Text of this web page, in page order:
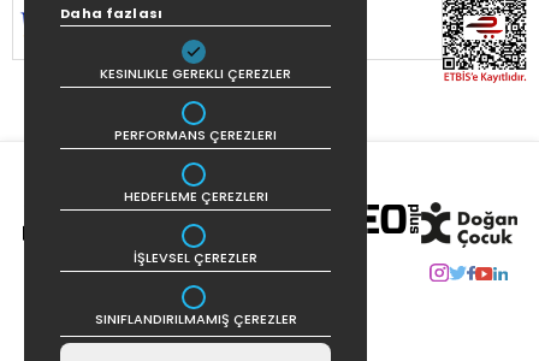
SİTEMİZ
KORUNMAKTADIR.
Daha fazlası
KESINLIKLE GEREKLI ÇEREZLER
PERFORMANS ÇEREZLERI
HEDEFLEME ÇEREZLERI
İŞLEVSEL ÇEREZLER
SINIFLANDIRILMAMIŞ ÇEREZLER